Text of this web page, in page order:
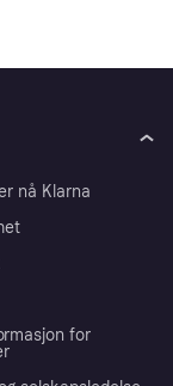
nå Klarna
for